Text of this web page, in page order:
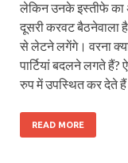
लेकिन उनके इस्तीफे का
दूसरी करवट
से लेटने लगेंगे। वरना
पार्टियां बदलने लगते
रुप में उपस्थित कर देते
READ MORE